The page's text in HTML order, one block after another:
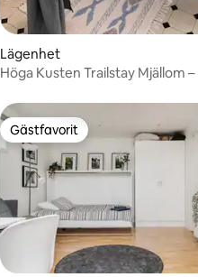
Lägenhet
Höga Kusten Trailstay Mjällom
Gästfavorit
Gästfavorit